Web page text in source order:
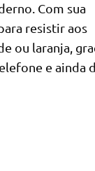
Com sua
resistir aos
ou laranja,
e ainda